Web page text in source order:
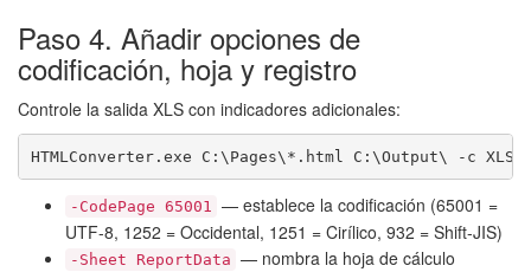
Paso 4. Añadir opciones de
codificación, hoja y registro
Controle la salida XLS con indicadores adicionales:
HTMLConverter.exe C:\Pages\*.html C:\Output\ -c
-CodePage 65001 — establece la codificación (65001 =
UTF-8, 1252 = Occidental, 1251 = Cirílico, 932 = Shift-JIS)
-Sheet ReportData — nombra la hoja de cálculo